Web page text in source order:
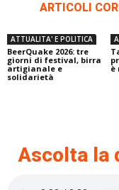
ARTICOLI
ATTUALITA' E POLITICA
BeerQuake 2026: tre
giorni di festival, birra
artigianale e
solidarietà
è
Ascolta la